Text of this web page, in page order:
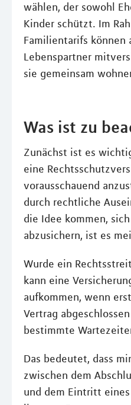
wählen, der sowohl
Kinder schützt. Im
Familientarifs können
Lebenspartner
sie gemeinsam
Was ist zu
Zunächst ist es
eine
vorausschauend
durch rechtliche
die Idee kommen,
abzusichern, ist es
Wurde ein
kann eine
aufkommen, wenn
Vertrag
bestimmte
Das bedeutet, dass
zwischen dem
und dem Eintritt